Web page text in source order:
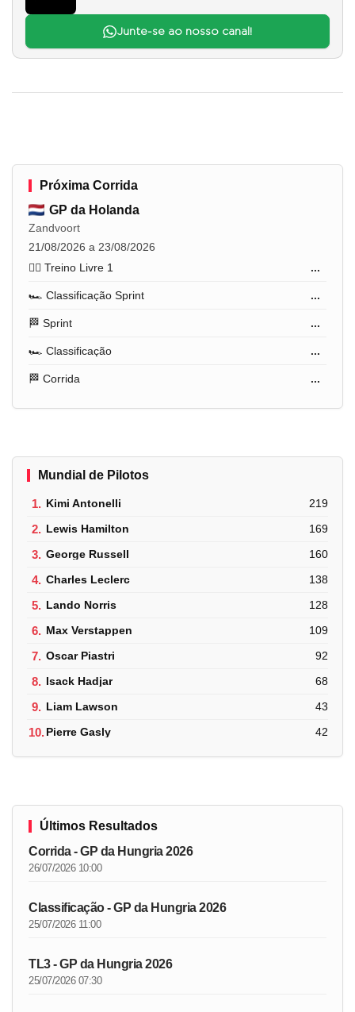
Junte-se ao nosso canal!
Próxima Corrida
GP da Holanda
Zandvoort
21/08/2026 a 23/08/2026
🏋️‍♂️ Treino Livre 1
...
🏎️ Classificação Sprint ...
🏁 Sprint ...
🏎️ Classificação ...
🏁 Corrida ...
Mundial de Pilotos
1. Kimi Antonelli 219
2. Lewis Hamilton 169
3. George Russell 160
4. Charles Leclerc 138
5. Lando Norris 128
6. Max Verstappen 109
7. Oscar Piastri 92
8. Isack Hadjar 68
9. Liam Lawson 43
10.Pierre Gasly 42
Últimos Resultados
Corrida - GP da Hungria 2026
26/07/2026 10:00
Classificação - GP da Hungria 2026
25/07/2026 11:00
TL3 - GP da Hungria 2026
25/07/2026 07:30